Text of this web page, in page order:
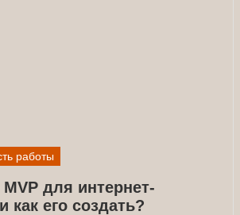
работы
MVP для интернет-
как его создать?